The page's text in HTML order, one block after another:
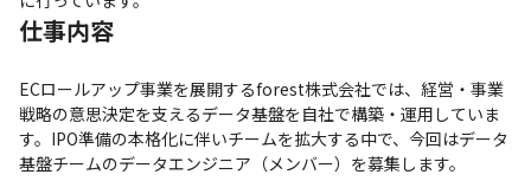
仕事内容
ECロールアップ事業を展開するforest株式会社では、経営・事業
戦略の意思決定を支えるデータ基盤を自社で構築・運用していま
す。IPO準備の本格化に伴いチームを拡大する中で、今回はデータ
基盤チームのデータエンジニア（メンバー）を募集します。